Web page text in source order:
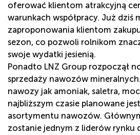
oferować klientom atrakcyjną
warunkach współpracy. Już dziś
zaproponowania klientom
sezon, co pozwoli rolnikom
swoje wydatki jesienią.
Ponadto LNZ Group rozpoczął
sprzedaży nawozów
nawozy jak amoniak, saletra,
najbliższym czasie planowane
asortymentu nawozów.
zostanie jednym z liderów rynku